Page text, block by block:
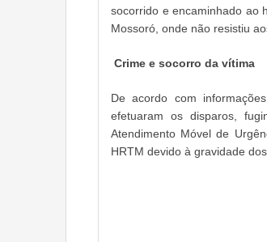
socorrido e encaminhado ao
Mossoró, onde não resistiu
Crime e socorro da vítima
De acordo com
efetuaram os disparos,
Atendimento Móvel de
HRTM devido à gravidade